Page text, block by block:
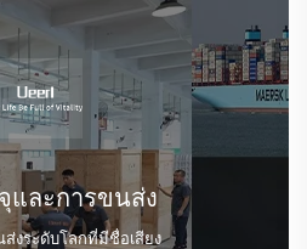
และการขนส่ง
งระดับโลกที่มีชื่อเสียง